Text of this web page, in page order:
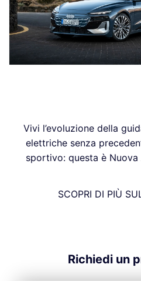
Vivi l’evoluzione della
elettriche senza
sportivo: questa è
SCOPRI DI PIÙ
Richiedi un